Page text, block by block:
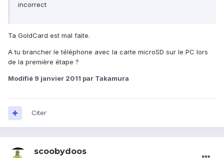
incorrect
Ta GoldCard est mal faite.
A tu brancher le téléphone avec la carte microSD sur le PC lors
de la première étape ?
Modifié 9 janvier 2011 par Takamura
Citer
scoobydoos